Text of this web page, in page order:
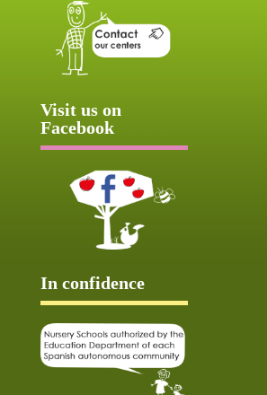
Visit us on
Facebook
In confidence